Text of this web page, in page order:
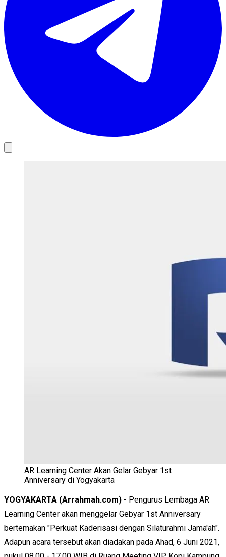
AR Learning Center Akan Gelar Gebyar 1st
Anniversary di Yogyakarta
YOGYAKARTA (Arrahmah.com) - Pengurus Lembaga AR
Learning Center akan menggelar Gebyar 1st Anniversary
bertemakan "Perkuat Kaderisasi dengan Silaturahmi Jama'ah".
Adapun acara tersebut akan diadakan pada Ahad, 6 Juni 2021,